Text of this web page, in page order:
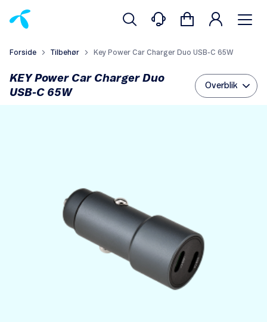
Forside Tilbehør Key Power Car Charger Duo USB-C 65W
KEY Power Car Charger Duo
USB-C 65W
Overblik